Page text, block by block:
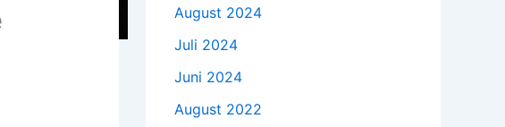
August 2024
Juli 2024
Juni 2024
August 2022